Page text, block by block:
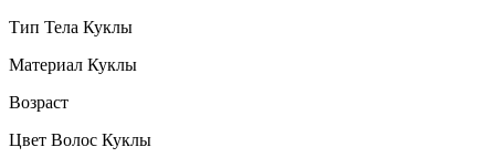
Тип Тела Куклы
Материал Куклы
Возраст
Цвет Волос Куклы